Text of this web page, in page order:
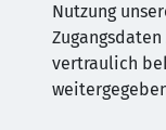
Nutzung
vertraulich